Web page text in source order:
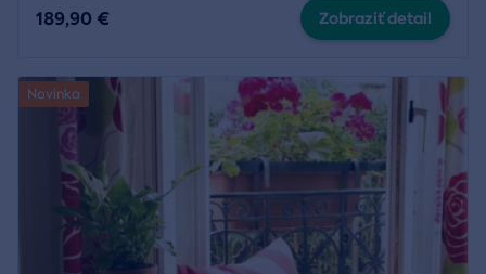
189,90 € Zobraziť detail
Novinka